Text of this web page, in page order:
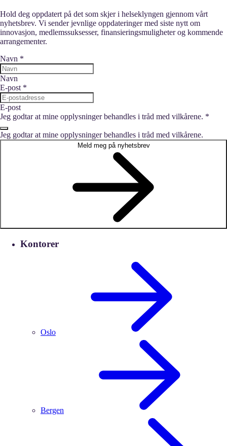
Hold deg oppdatert på det som skjer i helseklyngen gjennom vårt
nyhetsbrev. Vi sender jevnlige oppdateringer med siste nytt om
innovasjon, medlemssuksesser, finansieringsmuligheter og kommende
arrangementer.
Navn *
Navn
E-post *
E-post
Jeg godtar at mine opplysninger behandles i tråd med vilkårene. *
Jeg godtar at mine opplysninger behandles i tråd med vilkårene.
Meld meg på nyhetsbrev
Kontorer
Oslo
Bergen